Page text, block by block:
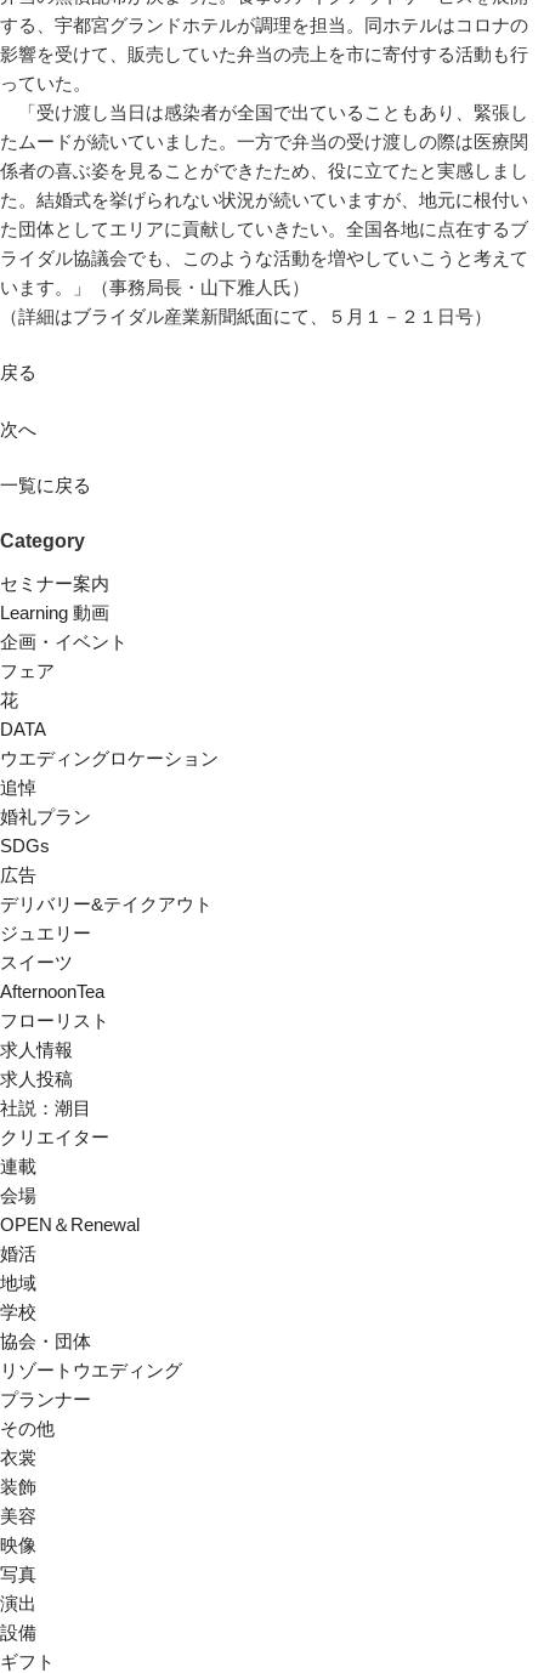
する、宇都宮グランドホテルが調理を担当。同ホテルはコロナの
影響を受けて、販売していた弁当の売上を市に寄付する活動も行
っていた。
「受け渡し当日は感染者が全国で出ていることもあり、緊張し
たムードが続いていました。一方で弁当の受け渡しの際は医療関
係者の喜ぶ姿を見ることができたため、役に立てたと実感しまし
た。結婚式を挙げられない状況が続いていますが、地元に根付い
た団体としてエリアに貢献していきたい。全国各地に点在するブ
ライダル協議会でも、このような活動を増やしていこうと考えて
います。」（事務局長・山下雅人氏）
（詳細はブライダル産業新聞紙面にて、５月１－２１日号）
戻る
次へ
一覧に戻る
Category
セミナー案内
Learning 動画
企画・イベント
フェア
花
DATA
ウエディングロケーション
追悼
婚礼プラン
SDGs
広告
デリバリー&テイクアウト
ジュエリー
スイーツ
AfternoonTea
フローリスト
求人情報
求人投稿
社説：潮目
クリエイター
連載
会場
OPEN＆Renewal
婚活
地域
学校
協会・団体
リゾートウエディング
プランナー
その他
衣裳
装飾
美容
映像
写真
演出
設備
ギフト